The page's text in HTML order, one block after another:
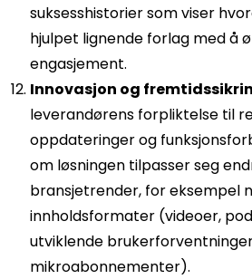
suksesshistorier som viser
hjulpet lignende forlag med å
engasjement.
Innovasjon og
leverandørens forpliktelse til
oppdateringer og
om løsningen tilpasser seg
bransjetrender, for eksempel
innholdsformater (videoer,
utviklende
mikroabonnementer).